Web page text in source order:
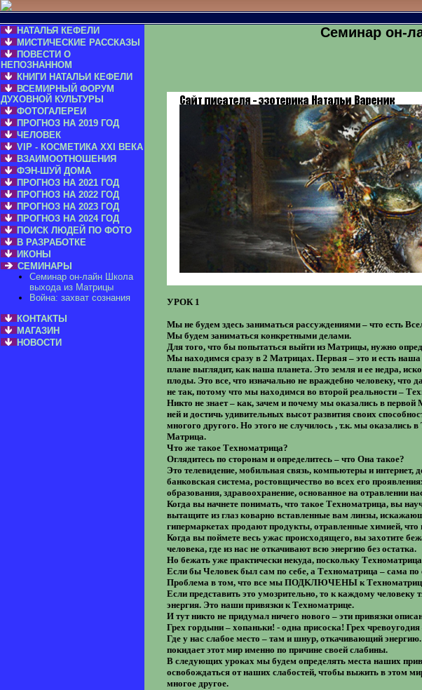
НАТАЛЬЯ КЕФЕЛИ
МИСТИЧЕСКИЕ РАССКАЗЫ
ПОВЕСТИ О
НЕПОЗНАННОМ
КНИГИ НАТАЛЬИ КЕФЕЛИ
ВСЕМИРНЫЙ ФОРУМ
ДУХОВНОЙ КУЛЬТУРЫ
ФОТОГАЛЕРЕИ
ПРОГНОЗ НА 2019 ГОД
ЧЕЛОВЕК
VIP - КОСМЕТИКА XXI ВЕКА
ВЗАИМООТНОШЕНИЯ
ФЭН-ШУЙ ДОМА
ПРОГНОЗ НА 2021 ГОД
ПРОГНОЗ НА 2022 ГОД
ПРОГНОЗ НА 2023 ГОД
ПРОГНОЗ НА 2024 ГОД
ПОИСК ЛЮДЕЙ ПО ФОТО
В РАЗРАБОТКЕ
ИКОНЫ
СЕМИНАРЫ
Семинар он-лайн Школа
выхода из Матрицы
Война: захват сознания
КОНТАКТЫ
МАГАЗИН
НОВОСТИ
Семинар он-
УРОК 1
Мы не будем здесь заниматься рассуждениями – что есть
Мы будем заниматься конкретными делами.
Для того, что бы попытаться выйти из Матрицы, нужно
Мы находимся сразу в 2 Матрицах. Первая – это и есть
плане выглядит, как наша планета. Это земля и ее недра,
плоды. Это все, что изначально не враждебно человеку, что
не так, потому что мы находимся во второй реальности –
Никто не знает – как, зачем и почему мы оказались в
ней и достичь удивительных высот развития своих
многого другого. Но этого не случилось , т.к. мы оказались
Матрица.
Что же такое Техноматрица?
Оглядитесь по сторонам и определитесь – что Она такое?
Это телевидение, мобильная связь, компьютеры и интернет,
банковская система, ростовщичество во всех его
образования, здравоохранение, основанное на отравлении
Когда вы начнете понимать, что такое Техноматрица, вы
вытащите из глаз коварно вставленные вам линзы,
гипермаркетах продают продукты, отравленные химией,
Когда вы поймете весь ужас происходящего, вы захотите
человека, где из нас не откачивают всю энергию без остатка.
Но бежать уже практически некуда, поскольку
Если бы Человек был сам по себе, а Техноматрица – сама
Проблема в том, что все мы ПОДКЛЮЧЕНЫ к
Если представить это умозрительно, то к каждому
энергия. Это наши привязки к Техноматрице.
И тут никто не придумал ничего нового – эти привязки
Грех гордыни – хопаньки! - одна присоска! Грех
Где у нас слабое место – там и шнур, откачивающий
покидает этот мир именно по причине своей слабины.
В следующих уроках мы будем определять места наших
освобождаться от наших слабостей, чтобы выжить в этом
многое другое.